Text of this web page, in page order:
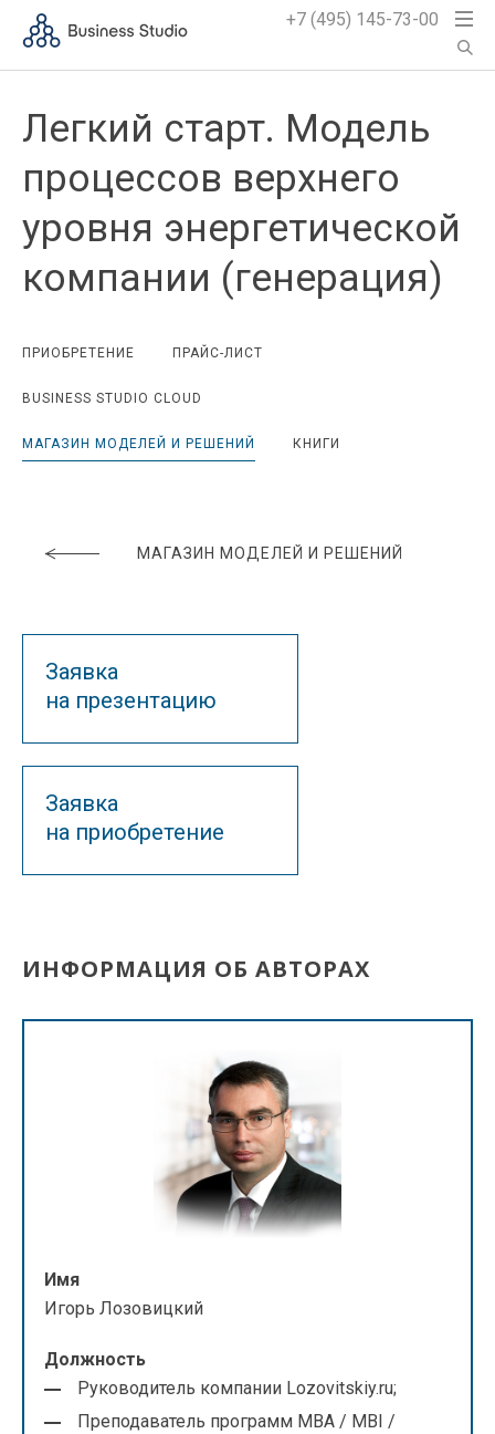
+7 (495) 145-73-00
Легкий старт. Модель
процессов верхнего
уровня энергетической
компании (генерация)
ПРИОБРЕТЕНИЕ ПРАЙС-ЛИСТ
BUSINESS STUDIO CLOUD
МАГАЗИН МОДЕЛЕЙ И РЕШЕНИЙ КНИГИ
МАГАЗИН МОДЕЛЕЙ И РЕШЕНИЙ
Заявка
на презентацию
Заявка
на приобретение
ИНФОРМАЦИЯ ОБ АВТОРАХ
Имя
Игорь Лозовицкий
Должность
Руководитель компании Lozovitskiy.ru;
Преподаватель программ МВА / MBI /